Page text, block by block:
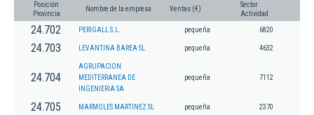
Posición
Provincia
Nombre de la empresa Ventas (€)
Sector
Actividad
24.702 PERIGALL S.L. pequeña 6820
24.703 LEVANTINA BAREA SL pequeña 4632
24.704
AGRUPACION
MEDITERRANEA DE
INGENIERIA SA
pequeña 7112
24.705 MARMOLES MARTINEZ SL pequeña 2370